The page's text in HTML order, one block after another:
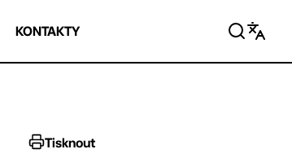
KONTAKTY
Tisknout